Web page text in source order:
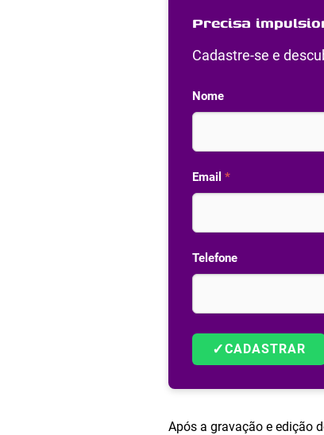
Precisa
Cadastre-se e
Nome
Email *
Telefone
✓CADASTRAR
Após a gravação e edição